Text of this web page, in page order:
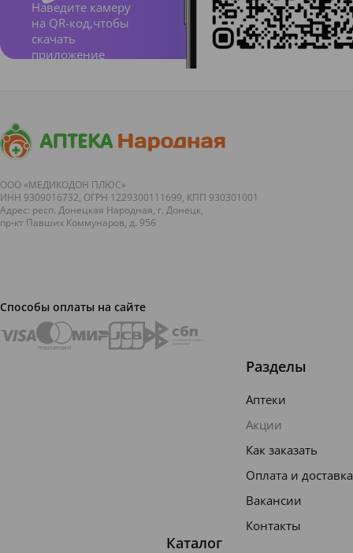
Наведите камеру
на QR-код,чтобы
скачать
приложение
ООО «МЕДИКОДОН ПЛЮС»
ИНН 9309016732, ОГРН 1229300111699, КПП 930301001
Адрес: респ. Донецкая Народная, г. Донецк,
пр-кт Павших Коммунаров, д. 95б
Способы оплаты на сайте
Разделы
Аптеки
Акции
Как заказать
Оплата и доставка
Вакансии
Контакты
Каталог